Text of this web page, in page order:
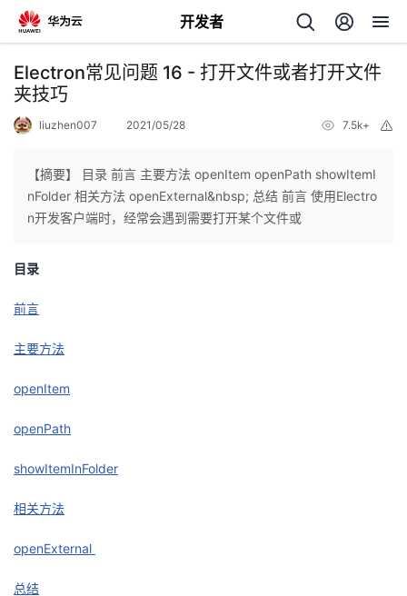
开发者
返
回
个
人
主
页
我
的
开
发
者
Electron常见问题 16 - 打开文件或者打开文件
夹技巧
liuzhen007 2021/05/28 7.5k+
【摘要】 目录 前言 主要方法 openItem openPath showItemI
nFolder 相关方法 openExternal&nbsp; 总结 前言 使用Electro
n开发客户端时，经常会遇到需要打开某个文件或
目录
前言
主要方法
openItem
openPath
showItemInFolder
相关方法
openExternal
总结